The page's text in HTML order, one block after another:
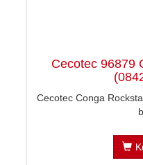
Cecotec 96879
Cecotec Conga